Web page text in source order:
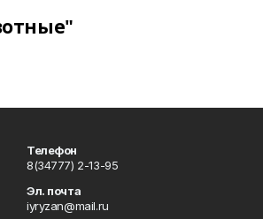
Телефон
8(34777) 2-13-95
Эл. почта
iyryzan@mail.ru